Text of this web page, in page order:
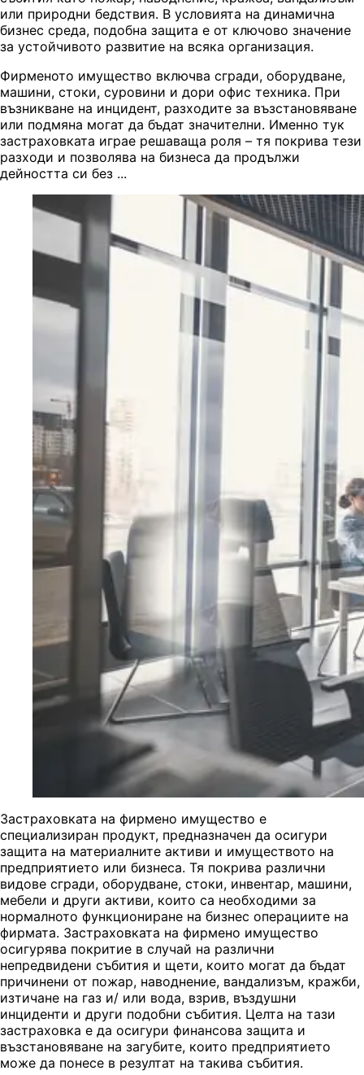
или природни бедствия. В условията на динамична
бизнес среда, подобна защита е от ключово значение
за устойчивото развитие на всяка организация.
Фирменото имущество включва сгради, оборудване,
машини, стоки, суровини и дори офис техника. При
възникване на инцидент, разходите за възстановяване
или подмяна могат да бъдат значителни. Именно тук
застраховката играе решаваща роля – тя покрива тези
разходи и позволява на бизнеса да продължи
дейността си без ...
Застраховката на фирмено имущество е
специализиран продукт, предназначен да осигури
защита на материалните активи и имуществото на
предприятието или бизнеса. Тя покрива различни
видове сгради, оборудване, стоки, инвентар, машини,
мебели и други активи, които са необходими за
нормалното функциониране на бизнес операциите на
фирмата. Застраховката на фирмено имущество
осигурява покритие в случай на различни
непредвидени събития и щети, които могат да бъдат
причинени от пожар, наводнение, вандализъм, кражби,
изтичане на газ и/ или вода, взрив, въздушни
инциденти и други подобни събития. Целта на тази
застраховка е да осигури финансова защита и
възстановяване на загубите, които предприятието
може да понесе в резултат на такива събития.